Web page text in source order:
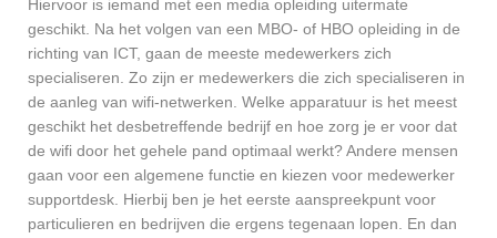
Hiervoor is iemand met een media opleiding uitermate
geschikt. Na het volgen van een MBO- of HBO opleiding in de
richting van ICT, gaan de meeste medewerkers zich
specialiseren. Zo zijn er medewerkers die zich specialiseren in
de aanleg van wifi-netwerken. Welke apparatuur is het meest
geschikt het desbetreffende bedrijf en hoe zorg je er voor dat
de wifi door het gehele pand optimaal werkt? Andere mensen
gaan voor een algemene functie en kiezen voor medewerker
supportdesk. Hierbij ben je het eerste aanspreekpunt voor
particulieren en bedrijven die ergens tegenaan lopen. En dan